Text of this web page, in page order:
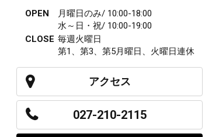
OPEN
月曜日のみ/ 10:00-18:00
水～日・祝/ 10:00-19:00
CLOSE 毎週火曜日
第1、第3、第5月曜日、火曜日連休
アクセス
027-210-2115